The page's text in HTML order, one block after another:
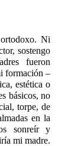
Ni
sostengo
fueron
formación –
estética o
básicos, no
torpe, de
en la
sonreír y
mi madre.